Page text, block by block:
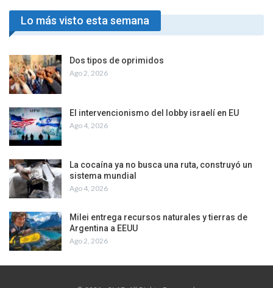
Lo más visto esta semana
Dos tipos de oprimidos
Ago 2, 2026
El intervencionismo del lobby israelí en EU
Ago 4, 2026
La cocaína ya no busca una ruta, construyó un
sistema mundial
Ago 4, 2026
Milei entrega recursos naturales y tierras de
Argentina a EEUU
Ago 2, 2026